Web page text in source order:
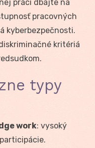
práci dbajte na
pracovných
kyberbezpečnosti.
kritériá
typy
work: vysoký